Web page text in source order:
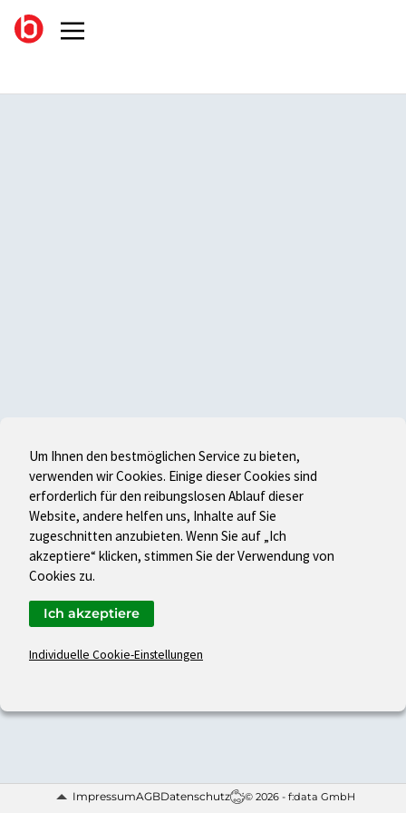
ImpressumAGBDatenschutz © 2026 - f:data GmbH
Um Ihnen den bestmöglichen Service zu bieten,
verwenden wir Cookies. Einige dieser Cookies sind
erforderlich für den reibungslosen Ablauf dieser
Website, andere helfen uns, Inhalte auf Sie
zugeschnitten anzubieten. Wenn Sie auf „Ich
akzeptiere“ klicken, stimmen Sie der Verwendung von
Cookies zu.
Individuelle Cookie-Einstellungen
Ich akzeptiere